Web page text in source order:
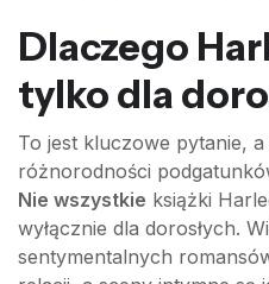
Dlaczego
tylko dla
To jest kluczowe pytanie,
różnorodności
Nie wszystkie książki
wyłącznie dla dorosłych.
sentymentalnych